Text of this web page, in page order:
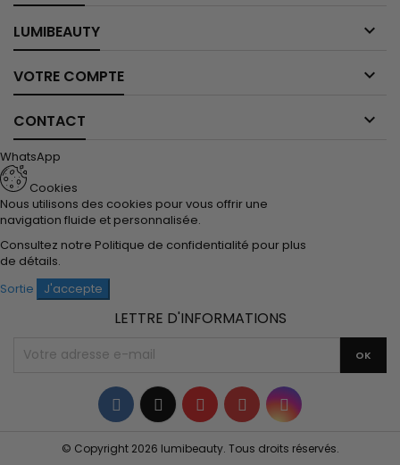
LUMIBEAUTY 
VOTRE COMPTE 
CONTACT 
WhatsApp
Cookies
Nous utilisons des cookies pour vous offrir une
navigation fluide et personnalisée.
Consultez notre Politique de confidentialité pour plus
de détails.
Sortie
J'accepte
LETTRE D'INFORMATIONS
Facebook
TwitterYouTubePinterestInstagram
© Copyright 2026 lumibeauty. Tous droits réservés.